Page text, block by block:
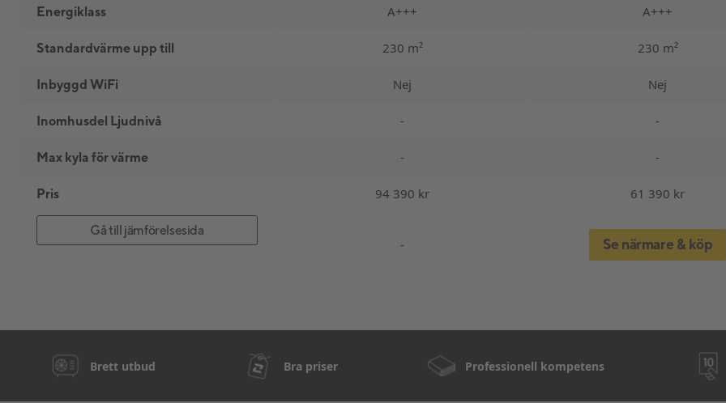
Energiklass A+++ A+++
Standardvärme upp till 230 m² 230 m²
Inbyggd WiFi Nej Nej
Inomhusdel Ljudnivå - -
Max kyla för värme - -
Pris 94 390 kr 61 390 kr
Gå till jämförelsesida
-
Se närmare & köp
Brett utbud Bra priser Professionell kompetens